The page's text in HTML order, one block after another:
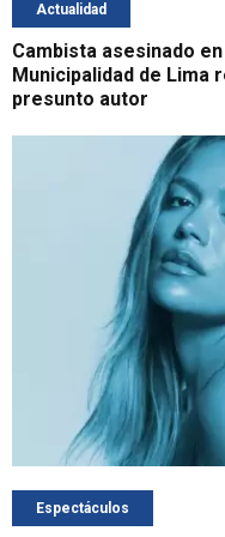
Actualidad
Cambista asesinado
Municipalidad de Lima
presunto autor
Espectáculos